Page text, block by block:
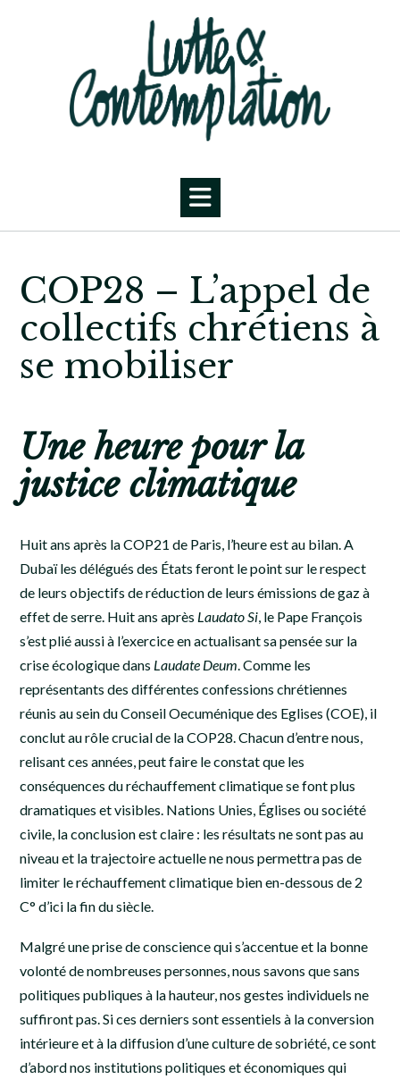
COP28 – L’appel de
collectifs chrétiens à
se mobiliser
Une heure pour la
justice climatique
Huit ans après la COP21 de Paris, l’heure est au bilan. A
Dubaï les délégués des États feront le point sur le respect
de leurs objectifs de réduction de leurs émissions de gaz à
effet de serre. Huit ans après Laudato Si, le Pape François
s’est plié aussi à l’exercice en actualisant sa pensée sur la
crise écologique dans Laudate Deum. Comme les
représentants des différentes confessions chrétiennes
réunis au sein du Conseil Oecuménique des Eglises (COE), il
conclut au rôle crucial de la COP28. Chacun d’entre nous,
relisant ces années, peut faire le constat que les
conséquences du réchauffement climatique se font plus
dramatiques et visibles. Nations Unies, Églises ou société
civile, la conclusion est claire : les résultats ne sont pas au
niveau et la trajectoire actuelle ne nous permettra pas de
limiter le réchauffement climatique bien en-dessous de 2
C° d’ici la fin du siècle.
Malgré une prise de conscience qui s’accentue et la bonne
volonté de nombreuses personnes, nous savons que sans
politiques publiques à la hauteur, nos gestes individuels ne
suffiront pas. Si ces derniers sont essentiels à la conversion
intérieure et à la diffusion d’une culture de sobriété, ce sont
d’abord nos institutions politiques et économiques qui